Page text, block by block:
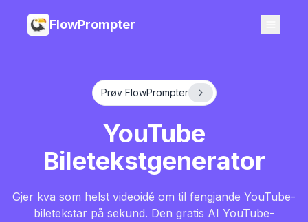
FlowPrompter
Prøv FlowPrompter
YouTube
Biletekstgenerator
Gjer kva som helst videoidé om til fengjande YouTube-
biletekstar på sekund. Den gratis AI YouTube-